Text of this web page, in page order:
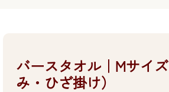
バースタオル｜Mサイ
み・ひざ掛け）